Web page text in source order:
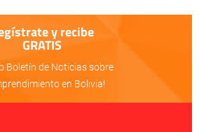
y recibe
GRATIS
Boletín de Noticias sobre
en Bolivia!